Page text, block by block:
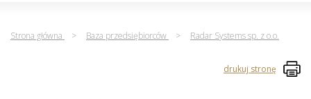
Strona główna > Baza przedsiębiorców > Radar Systems sp. z o.o.
drukuj stronę